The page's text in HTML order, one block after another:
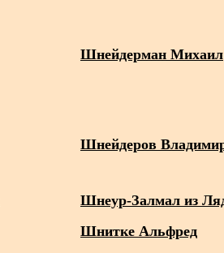
Шнейдерман Михаил
Шнейдеров
Шнеур-Залмал из
Шнитке Альфред